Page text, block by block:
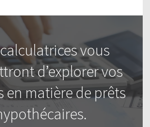
vous
d’explorer vos
en matière de prêts